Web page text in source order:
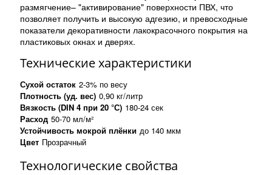
размягчение– "активирование" поверхности ПВХ, что
позволяет получить и высокую адгезию, и превосходные
показатели декоративности лакокрасочного покрытия на
пластиковых окнах и дверях.
Технические характеристики
Сухой остаток 2-3% по весу
Плотность (уд. вес) 0,90 кг/литр
Вязкость (DIN 4 при 20 °С) 180-24 сек
Расход 50-70 мл/м²
Устойчивость мокрой плёнки до 140 мкм
Цвет Прозрачный
Технологические свойства